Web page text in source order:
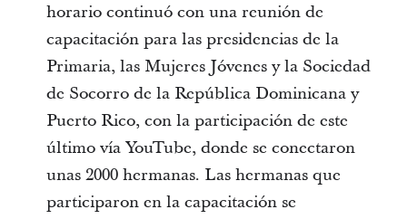
horario continuó con una reunión de
capacitación para las presidencias de la
Primaria, las Mujeres Jóvenes y la Sociedad
de Socorro de la República Dominicana y
Puerto Rico, con la participación de este
último vía YouTube, donde se conectaron
unas 2000 hermanas. Las hermanas que
participaron en la capacitación se